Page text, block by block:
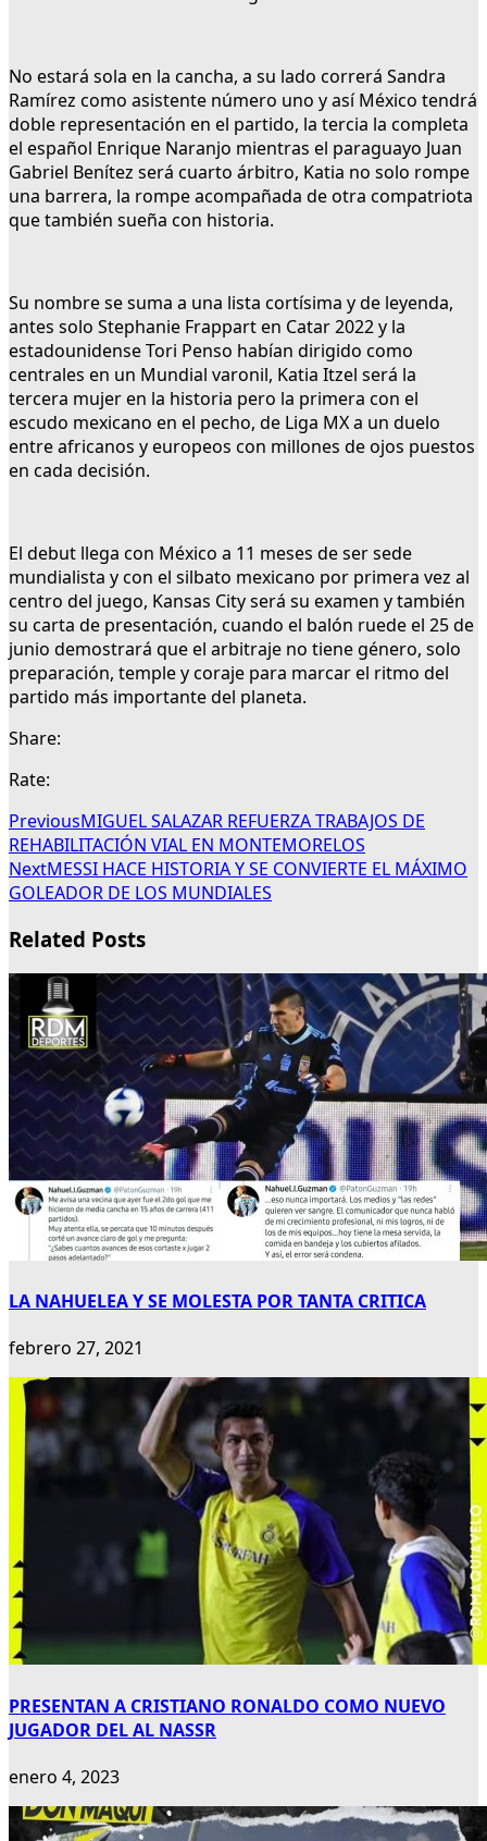
No estará sola en la cancha, a su lado correrá Sandra
Ramírez como asistente número uno y así México tendrá
doble representación en el partido, la tercia la completa
el español Enrique Naranjo mientras el paraguayo Juan
Gabriel Benítez será cuarto árbitro, Katia no solo rompe
una barrera, la rompe acompañada de otra compatriota
que también sueña con historia.
Su nombre se suma a una lista cortísima y de leyenda,
antes solo Stephanie Frappart en Catar 2022 y la
estadounidense Tori Penso habían dirigido como
centrales en un Mundial varonil, Katia Itzel será la
tercera mujer en la historia pero la primera con el
escudo mexicano en el pecho, de Liga MX a un duelo
entre africanos y europeos con millones de ojos puestos
en cada decisión.
El debut llega con México a 11 meses de ser sede
mundialista y con el silbato mexicano por primera vez al
centro del juego, Kansas City será su examen y también
su carta de presentación, cuando el balón ruede el 25 de
junio demostrará que el arbitraje no tiene género, solo
preparación, temple y coraje para marcar el ritmo del
partido más importante del planeta.
Share:
Rate:
PreviousMIGUEL SALAZAR REFUERZA TRABAJOS DE
REHABILITACIÓN VIAL EN MONTEMORELOS
NextMESSI HACE HISTORIA Y SE CONVIERTE EL MÁXIMO
GOLEADOR DE LOS MUNDIALES
Related Posts
LA NAHUELEA Y SE MOLESTA POR TANTA CRITICA
febrero 27, 2021
PRESENTAN A CRISTIANO RONALDO COMO NUEVO
JUGADOR DEL AL NASSR
enero 4, 2023